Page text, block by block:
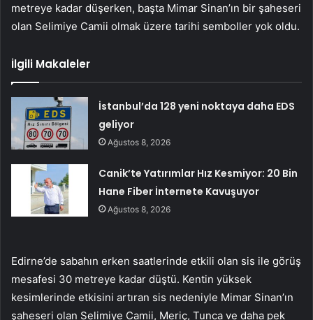
metreye kadar düşerken, başta Mimar Sinan’ın bir şaheseri
olan Selimiye Camii olmak üzere tarihi semboller yok oldu.
İlgili Makaleler
İstanbul’da 128 yeni noktaya daha EDS
geliyor
Ağustos 8, 2026
Canik’te Yatırımlar Hız Kesmiyor: 20 Bin
Hane Fiber İnternete Kavuşuyor
Ağustos 8, 2026
Edirne’de sabahın erken saatlerinde etkili olan sis ile görüş
mesafesi 30 metreye kadar düştü. Kentin yüksek
kesimlerinde etkisini artıran sis nedeniyle Mimar Sinan’ın
şaheseri olan Selimiye Camii, Meriç, Tunca ve daha pek